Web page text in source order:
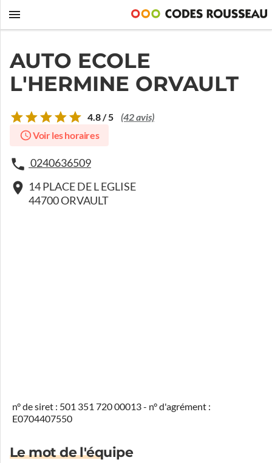
AUTO ECOLE
L'HERMINE ORVAULT
4.8 / 5 (42 avis)
Voir les horaires
0240636509
14 PLACE DE L EGLISE
44700 ORVAULT
n° de siret : 501 351 720 00013 - n° d'agrément :
E0704407550
Le mot de l'équipe